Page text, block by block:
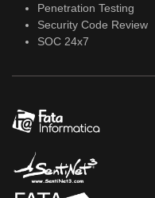
Penetration Testing
Security Code Review
SOC 24x7